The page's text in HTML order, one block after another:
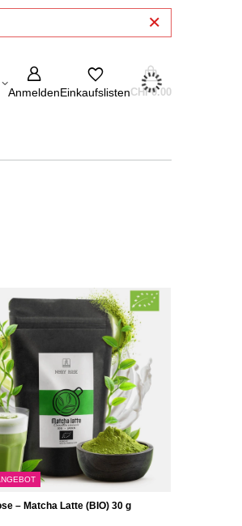
AnmeldenEinkaufslistenCHF0.00
– Matcha Latte (BIO) 30 g